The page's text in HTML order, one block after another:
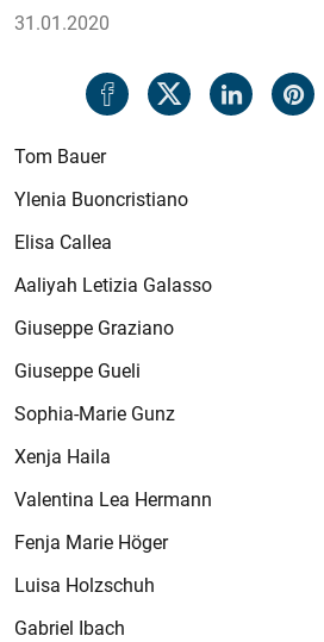
31.01.2020
Tom Bauer
Ylenia Buoncristiano
Elisa Callea
Aaliyah Letizia Galasso
Giuseppe Graziano
Giuseppe Gueli
Sophia-Marie Gunz
Xenja Haila
Valentina Lea Hermann
Fenja Marie Höger
Luisa Holzschuh
Gabriel Ibach